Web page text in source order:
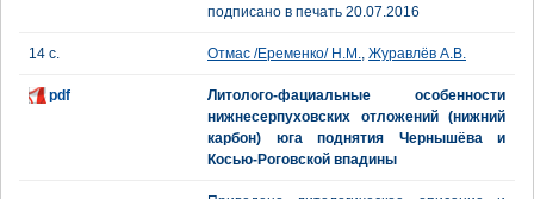
подписано в печать 20.07.2016
14 с. Отмас /Еременко/ Н.М., Журавлёв А.В.
pdf
Литолого-фациальные особенности
нижнесерпуховских отложений (нижний
карбон) юга поднятия Чернышёва и
Косью-Роговской впадины